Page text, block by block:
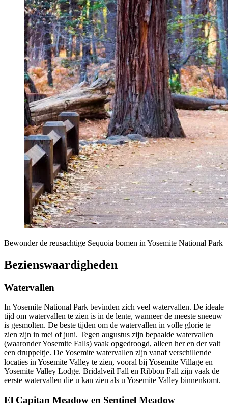
Bewonder de reusachtige Sequoia bomen in Yosemite National Park
Bezienswaardigheden
Watervallen
In Yosemite National Park bevinden zich veel watervallen. De ideale
tijd om watervallen te zien is in de lente, wanneer de meeste sneeuw
is gesmolten. De beste tijden om de watervallen in volle glorie te
zien zijn in mei of juni. Tegen augustus zijn bepaalde watervallen
(waaronder Yosemite Falls) vaak opgedroogd, alleen her en der valt
een druppeltje. De Yosemite watervallen zijn vanaf verschillende
locaties in Yosemite Valley te zien, vooral bij Yosemite Village en
Yosemite Valley Lodge. Bridalveil Fall en Ribbon Fall zijn vaak de
eerste watervallen die u kan zien als u Yosemite Valley binnenkomt.
El Capitan Meadow en Sentinel Meadow